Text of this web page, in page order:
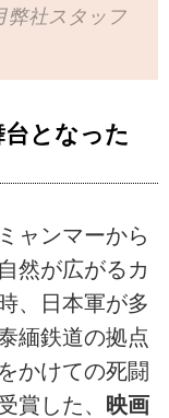
弊社スタッフ
となった
ャンマーから
然が広がるカ
、日本軍が多
緬鉄道の拠点
かけての死闘
賞した、 映画